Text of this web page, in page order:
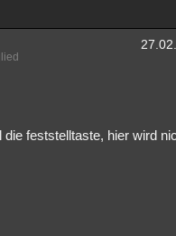
feststelltaste, hier wird